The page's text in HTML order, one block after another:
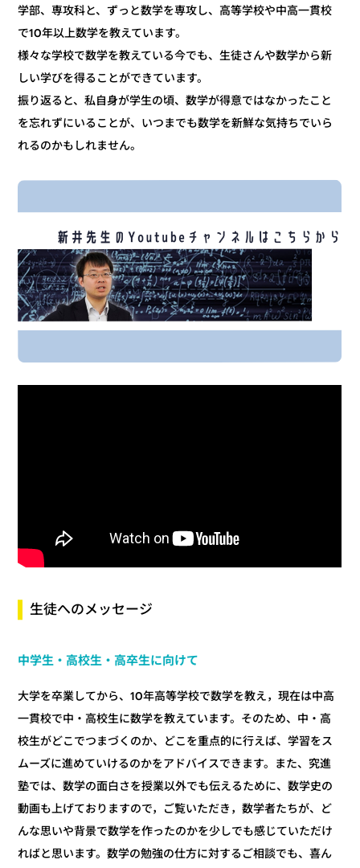
学部、専攻科と、ずっと数学を専攻し、高等学校や中高一貫校
で10年以上数学を教えています。
様々な学校で数学を教えている今でも、生徒さんや数学から新
しい学びを得ることができています。
振り返ると、私自身が学生の頃、数学が得意ではなかったこと
を忘れずにいることが、いつまでも数学を新鮮な気持ちでいら
れるのかもしれません。
生徒へのメッセージ
中学生・高校生・高卒生に向けて
大学を卒業してから、10年高等学校で数学を教え，現在は中高
一貫校で中・高校生に数学を教えています。そのため、中・高
校生がどこでつまづくのか、どこを重点的に行えば、学習をス
ムーズに進めていけるのかをアドバイスできます。また、究進
塾では、数学の面白さを授業以外でも伝えるために、数学史の
動画も上げておりますので，ご覧いただき，数学者たちが、ど
んな思いや背景で数学を作ったのかを少しでも感じていただけ
ればと思います。数学の勉強の仕方に対するご相談でも、喜ん